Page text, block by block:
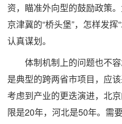
资，瞄准外向型的鼓励政策
京津冀的“桥头堡”，怎样发挥
认真谋划。
体制机制上的问题也不容
是典型的跨两省市项目，应
考虑到产业的更迭演进，北
限是20年，河北是50年。需